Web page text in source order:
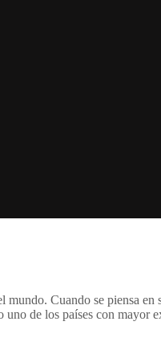
Cuando se piensa
uno de los países con mayor